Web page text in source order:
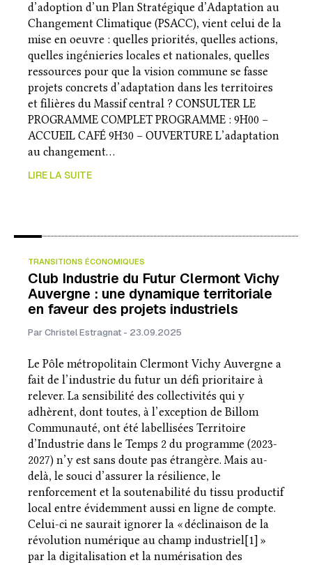
d’adoption d’un Plan Stratégique d’Adaptation au
Changement Climatique (PSACC), vient celui de la
mise en oeuvre : quelles priorités, quelles actions,
quelles ingénieries locales et nationales, quelles
ressources pour que la vision commune se fasse
projets concrets d’adaptation dans les territoires
et filières du Massif central ? CONSULTER LE
PROGRAMME COMPLET PROGRAMME : 9H00 –
ACCUEIL CAFÉ 9H30 – OUVERTURE L’adaptation
au changement…
LIRE LA SUITE
TRANSITIONS ÉCONOMIQUES
Club Industrie du Futur Clermont Vichy
Auvergne : une dynamique territoriale
en faveur des projets industriels
Par Christel Estragnat - 23.09.2025
Le Pôle métropolitain Clermont Vichy Auvergne a
fait de l’industrie du futur un défi prioritaire à
relever. La sensibilité des collectivités qui y
adhèrent, dont toutes, à l’exception de Billom
Communauté, ont été labellisées Territoire
d’Industrie dans le Temps 2 du programme (2023-
2027) n’y est sans doute pas étrangère. Mais au-
delà, le souci d’assurer la résilience, le
renforcement et la soutenabilité du tissu productif
local entre évidemment aussi en ligne de compte.
Celui-ci ne saurait ignorer la « déclinaison de la
révolution numérique au champ industriel[1] »
par la digitalisation et la numérisation des